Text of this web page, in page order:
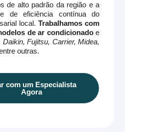
de alto padrão da região e a
de eficiência contínua do
local. Trabalhamos com
de ar condicionadoe
Daikin, Fujitsu, Carrier, Midea,
outras.
com um Especialista
Agora